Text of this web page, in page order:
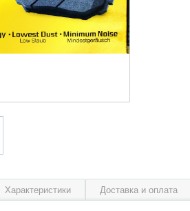
Характеристики Доставка и оплата